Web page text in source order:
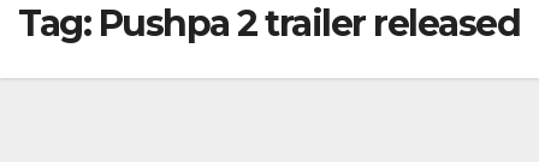
Tag: Pushpa 2 trailer released